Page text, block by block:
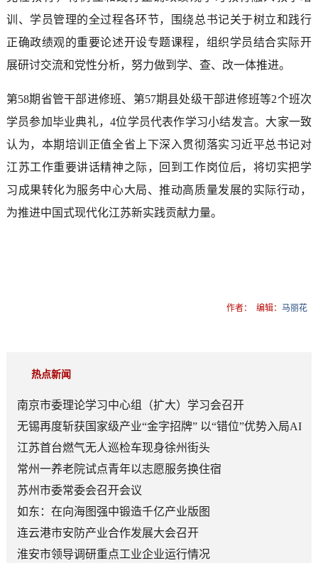
训、学员管理的全过程各环节，围绕总书记关于树立和践行
正确政绩观的重要论述开设专题课程，组织学员结合实际开
展研讨交流和党性分析，努力做到学、查、改一体推进。
第58期省管干部进修班、第57期县处级干部进修班等2个班次
学员参加毕业典礼，4位学员代表作学习小结发言。大家一致
认为，本期培训正值全省上下深入贯彻落实习近平总书记对
江苏工作重要讲话精神之际，回到工作岗位后，将切实把学
习成果转化为服务中心大局、推动高质量发展的实际行动，
为推进中国式现代化江苏新实践贡献力量。
作者： 编辑：马丽花
热点新闻
南京市委理论学习中心组（扩大）学习会召开
无锡再度斩获国家级产业“金字招牌” 以“错位”优势入局AI
顶层赛道
江苏首台燃气无人巡检车现身徐州街头
常州一养老院试点青年以志愿服务换住宿
苏州市委常委会召开会议
如东：在向海图强中锻造千亿产业版图
连云港市安防产业合作发展大会召开
淮安市领导调研重点工业企业运行情况